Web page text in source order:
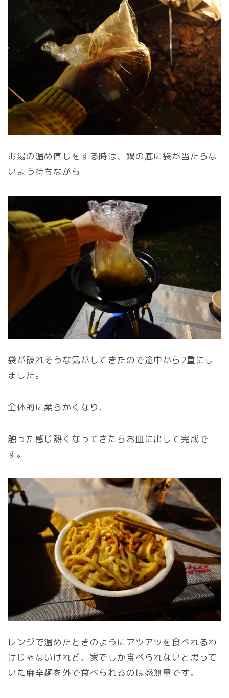
お湯の温め直しをする時は、鍋の底に袋が当たらな
いよう持ちながら
袋が破れそうな気がしてきたので途中から2重にし
ました。
全体的に柔らかくなり、
触った感じ熱くなってきたらお皿に出して完成で
す。
レンジで温めたときのようにアツアツを食べれるわ
けじゃないけれど、家でしか食べられないと思って
いた麻辛麺を外で食べられるのは感無量です。